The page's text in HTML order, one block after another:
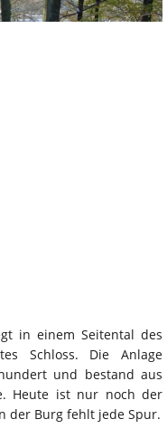
in einem Seitental des
Schloss. Die Anlage
und bestand aus
Heute ist nur noch der
der Burg fehlt jede Spur.